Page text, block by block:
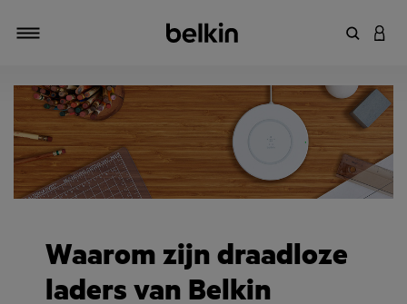
Waarom zijn draadloze
laders van Belkin